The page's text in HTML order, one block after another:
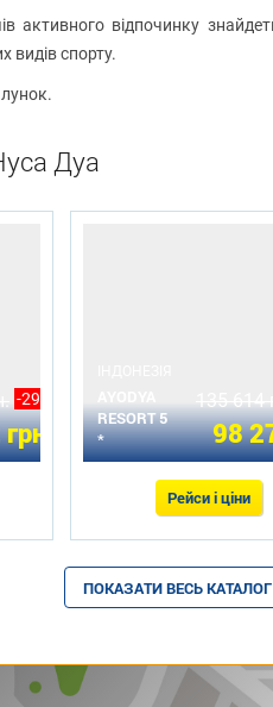
активного відпочинку
видів спорту.
Дуа
-29%
RESORT 5
*
135 614
98
Рейси і ціни
ПОКАЗАТИ ВЕСЬ КАТАЛОГ